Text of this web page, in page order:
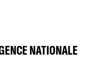
NATIONALE